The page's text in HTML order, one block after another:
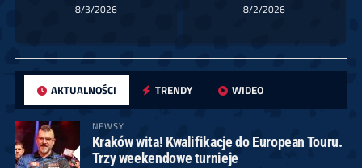
8/3/2026 8/2/2026
AKTUALNOŚCI TRENDY WIDEO
NEWSY
Kraków wita! Kwalifikacje do European Touru.
Trzy weekendowe turnieje